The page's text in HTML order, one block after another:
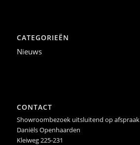
CATEGORIEËN
Nieuws
CONTACT
Showroombezoek uitsluitend op afspraak
Daniëls Openhaarden
Kleiweg 225-231